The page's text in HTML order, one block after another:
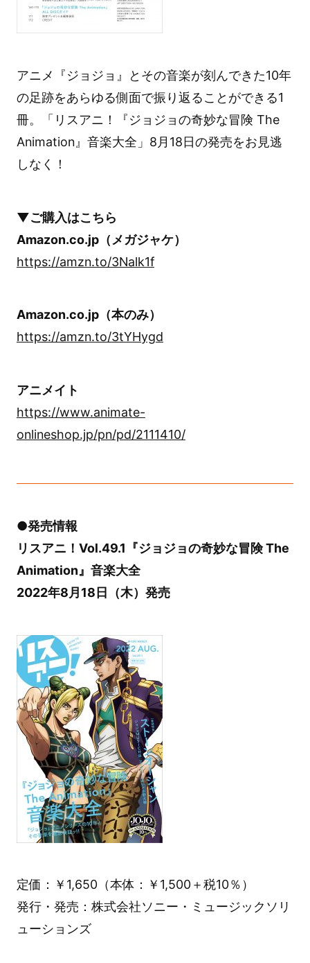
アニメ『ジョジョ』とその音楽が刻んできた10年
の足跡をあらゆる側面で振り返ることができる1
冊。「リスアニ！『ジョジョの奇妙な冒険 The
Animation』音楽大全」8月18日の発売をお見逃
しなく！
▼ご購入はこちら
Amazon.co.jp（メガジャケ）
https://amzn.to/3Nalk1f
Amazon.co.jp（本のみ）
https://amzn.to/3tYHygd
アニメイト
https://www.animate-
onlineshop.jp/pn/pd/2111410/
●発売情報
リスアニ！Vol.49.1『ジョジョの奇妙な冒険 The
Animation』音楽大全
2022年8月18日（木）発売
定価：￥1,650（本体：￥1,500＋税10％）
発行・発売：株式会社ソニー・ミュージックソリ
ューションズ